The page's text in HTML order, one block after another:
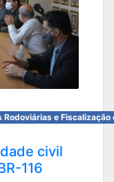
e Fiscalização
civil
116